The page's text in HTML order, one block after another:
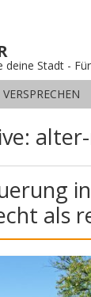
Stadt -
VERSPRECHEN
als